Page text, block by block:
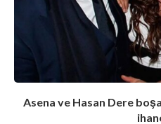
Asena ve Hasan Dere